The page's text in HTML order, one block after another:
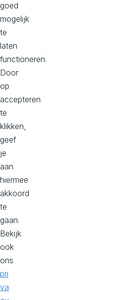
O
n
z
e
S
p
e
ci
al
is
te
n
Kom
direct
in
contact
met
ons
team!
goed
mogelijk
te
laten
functioneren.
Door
op
accepteren
te
klikken,
geef
je
aan
hiermee
akkoord
te
gaan.
Bekijk
ook
ons
pri
va